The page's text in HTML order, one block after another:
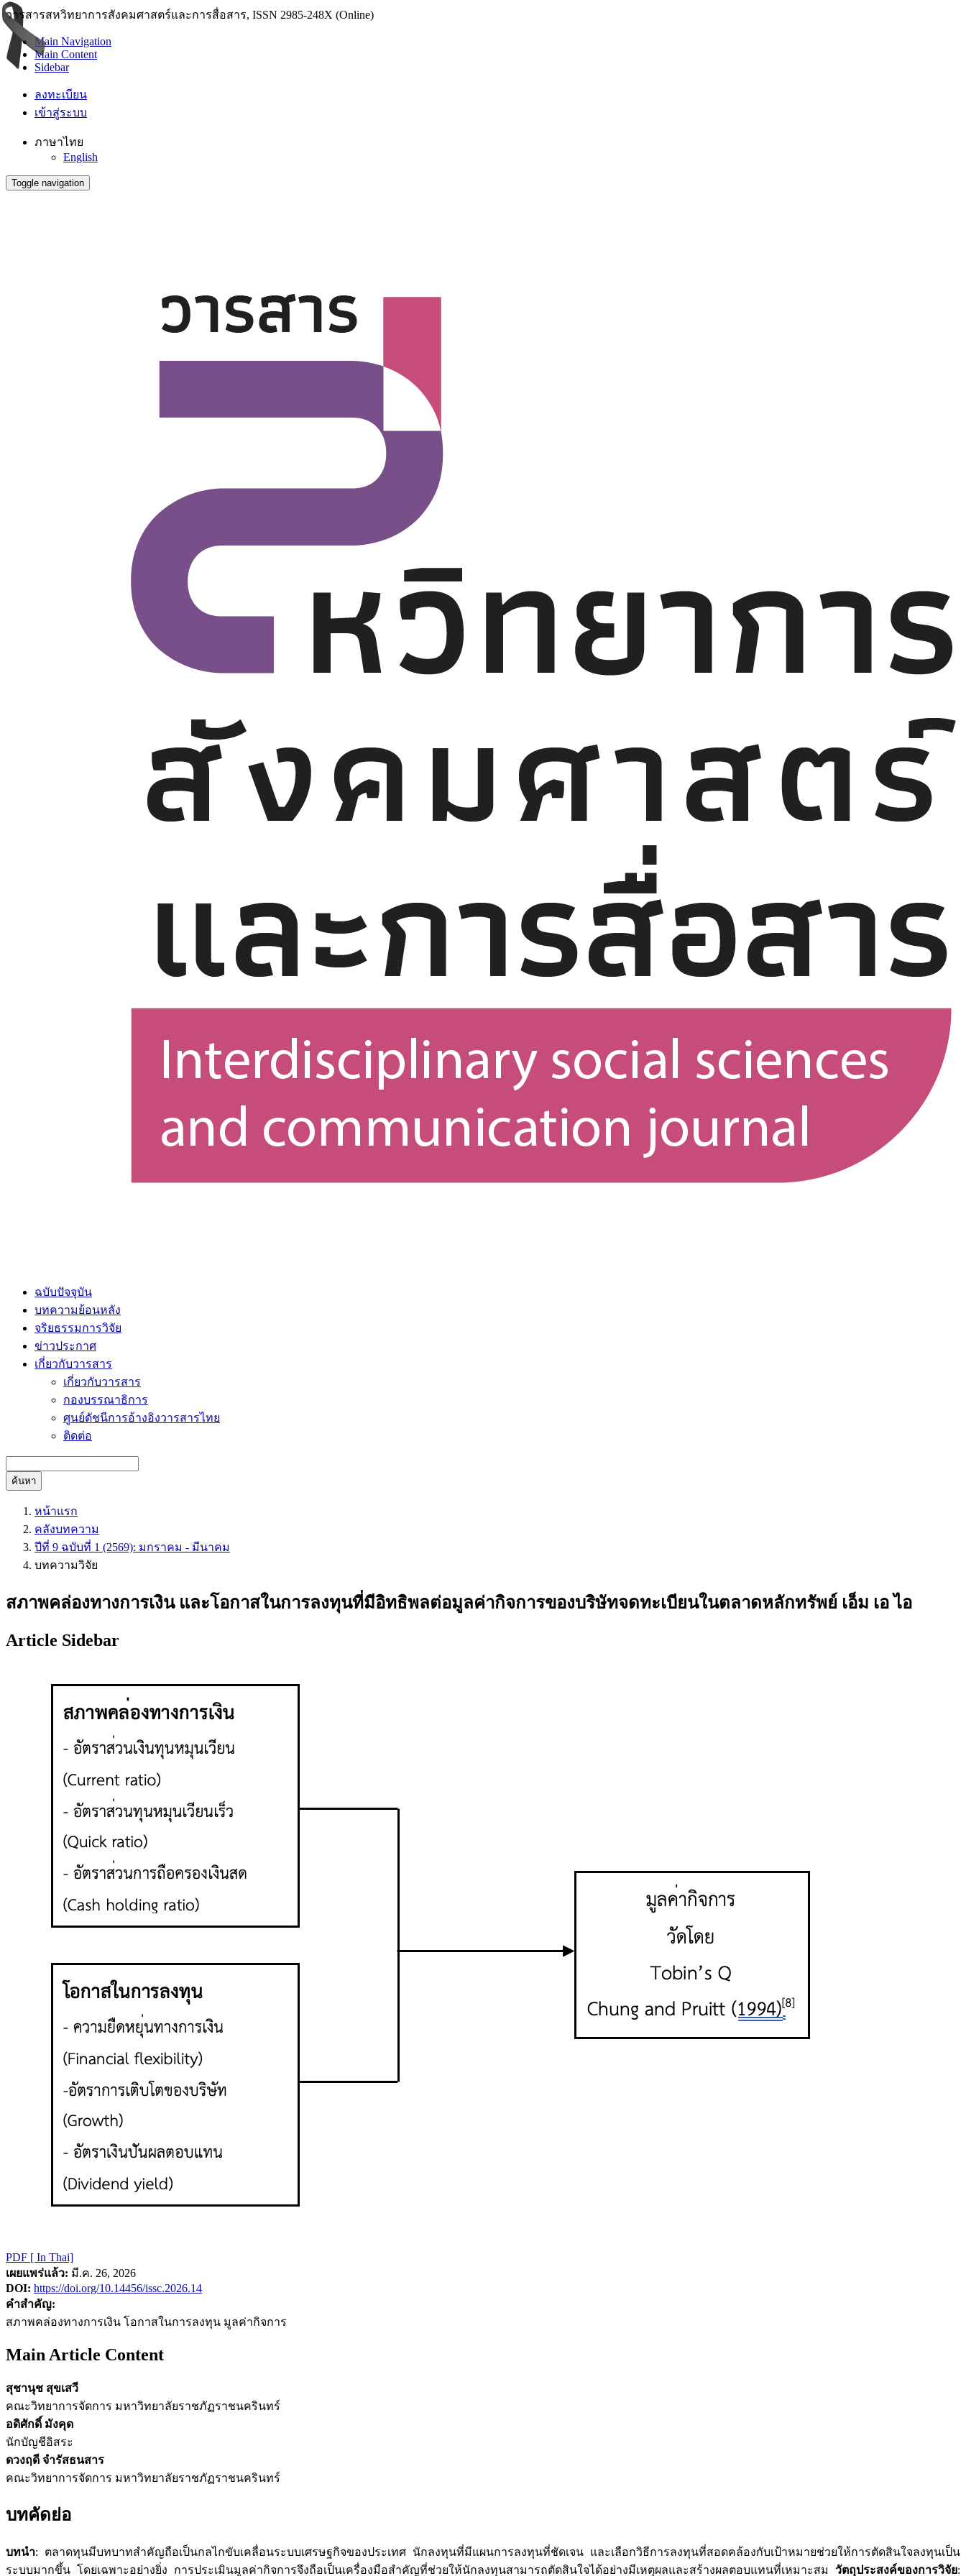
วารสารสหวิทยาการสังคมศาสตร์และการสื่อสาร, ISSN 2985-248X (Online)
Main Navigation
Main Content
Sidebar
ลงทะเบียน
เข้าสู่ระบบ
ภาษาไทย
English
Toggle navigation
ฉบับปัจจุบัน
บทความย้อนหลัง
จริยธรรมการวิจัย
ข่าวประกาศ
เกี่ยวกับวารสาร
เกี่ยวกับวารสาร
กองบรรณาธิการ
ศูนย์ดัชนีการอ้างอิงวารสารไทย
ติดต่อ
ค้นหา
หน้าแรก
คลังบทความ
ปีที่ 9 ฉบับที่ 1 (2569): มกราคม - มีนาคม
บทความวิจัย
สภาพคล่องทางการเงิน และโอกาสในการลงทุนที่มีอิทธิพลต่อมูลค่ากิจการของบริษัทจดทะเบียนในตลาดหลักทรัพย์ เอ็ม เอ ไอ
Article Sidebar
PDF [ In Thai]
เผยแพร่แล้ว: มี.ค. 26, 2026
DOI: https://doi.org/10.14456/issc.2026.14
คำสำคัญ:
สภาพคล่องทางการเงิน โอกาสในการลงทุน มูลค่ากิจการ
Main Article Content
สุชานุช สุขเสวี
คณะวิทยาการจัดการ มหาวิทยาลัยราชภัฏราชนครินทร์
อดิศักดิ์ มังคุด
นักบัญชีอิสระ
ดวงฤดี จำรัสธนสาร
คณะวิทยาการจัดการ มหาวิทยาลัยราชภัฏราชนครินทร์
บทคัดย่อ
บทนำ: ตลาดทุนมีบทบาทสำคัญถือเป็นกลไกขับเคลื่อนระบบเศรษฐกิจของประเทศ นักลงทุนที่มีแผนการลงทุนที่ชัดเจน และเลือกวิธีการลงทุนที่สอดคล้องกับเป้าหมายช่วยให้การตัดสินใจลงทุนเป็น
ระบบมากขึ้น โดยเฉพาะอย่างยิ่ง การประเมินมูลค่ากิจการจึงถือเป็นเครื่องมือสำคัญที่ช่วยให้นักลงทุนสามารถตัดสินใจได้อย่างมีเหตุผลและสร้างผลตอบแทนที่เหมาะสม วัตถุประสงค์ของการวิจัย: